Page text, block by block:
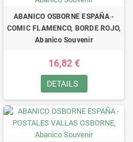
ABANICO OSBORNE ESPAÑA -
COMIC FLAMENCO, BORDE ROJO,
Abanico Souvenir
16,82 €
DETAILS